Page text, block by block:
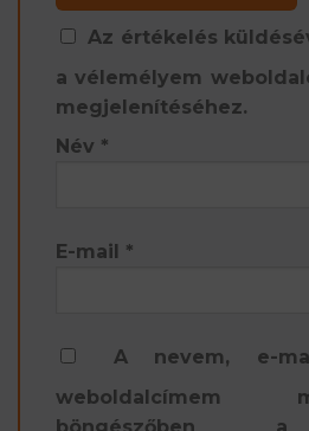
Az értékelés
a vélemélyem
megjelenítéséhez.
Név *
E-mail *
A nevem, e-
weboldalcímem